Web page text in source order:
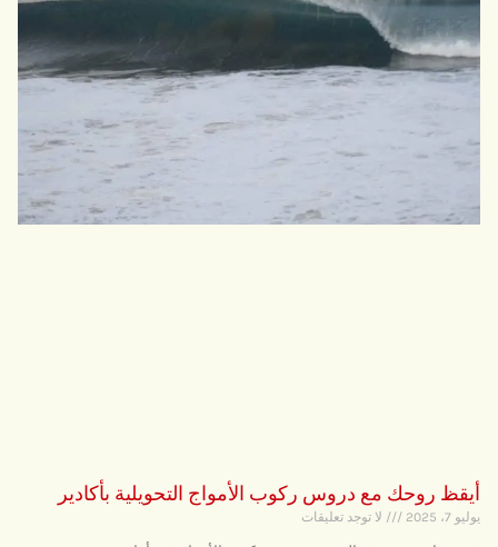
أيقظ روحك مع دروس ركوب الأمواج التحويلية بأكادير
يوليو 7، 2025 لا توجد تعليقات